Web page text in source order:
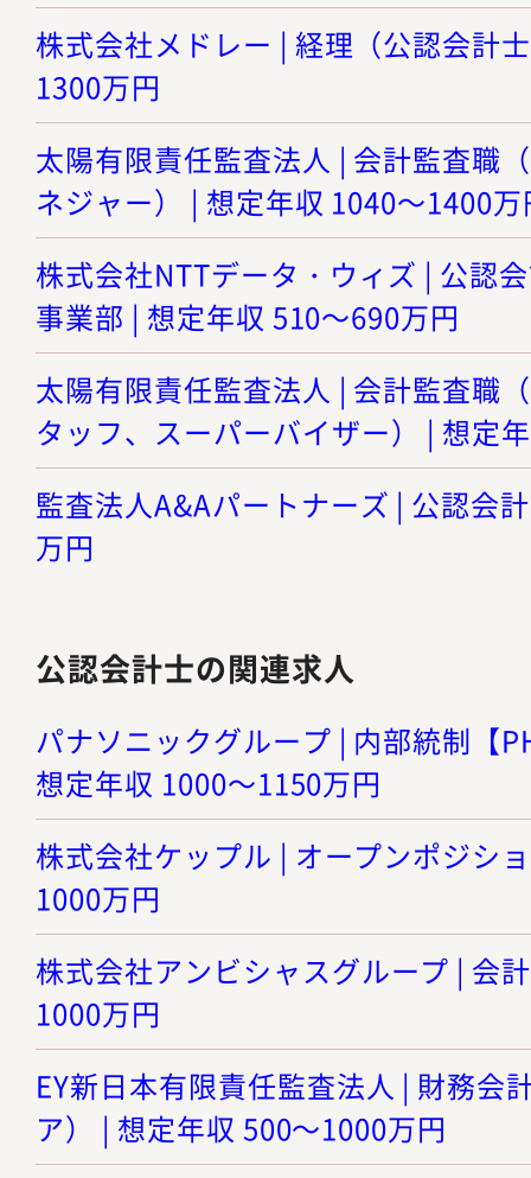
株式会社メドレー | 経理（公認会計
1300万円
太陽有限責任監査法人 | 会計監査職
ネジャー） | 想定年収 1040～1400万
株式会社NTTデータ・ウィズ | 公認
事業部 | 想定年収 510～690万円
太陽有限責任監査法人 | 会計監査職
タッフ、スーパーバイザー） | 想定
監査法人A&Aパートナーズ | 公認会
万円
公認会計士の関連求人
パナソニックグループ | 内部統制【
想定年収 1000～1150万円
株式会社ケップル | オープンポジシ
1000万円
株式会社アンビシャスグループ | 会
1000万円
EY新日本有限責任監査法人 | 財務会
ア） | 想定年収 500～1000万円